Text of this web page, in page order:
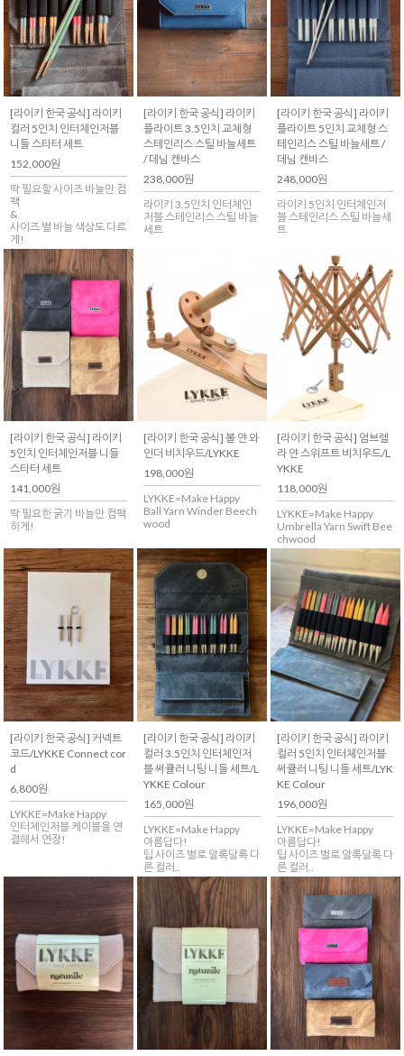
[라이키 한국 공식] 라이키
컬러 5인치 인터체인저블
니들 스타터 세트
152,000원
딱 필요할 사이즈 바늘만 컴
팩
&
사이즈 별 바늘 색상도 다르
게!
[라이키 한국 공식] 라이키
플라이트 3.5인치 교체형
스테인리스 스틸 바늘세트
/ 데님 캔바스
238,000원
라이키 3.5인치 인터체인
저블 스테인리스 스틸 바늘
세트
[라이키 한국 공식] 라이키
플라이트 5인치 교체형 스
테인리스 스틸 바늘세트 /
데님 캔바스
248,000원
라이키 5인치 인터체인저
블 스테인리스 스틸 바늘세
트
[라이키 한국 공식] 라이키
5인치 인터체인저블 니들
스타터 세트
141,000원
딱 필요한 굵기 바늘만 컴팩
하게!
[라이키 한국 공식] 볼 얀 와
인더 비치우드/LYKKE
198,000원
LYKKE=Make Happy
Ball Yarn Winder Beech
wood
[라이키 한국 공식] 엄브렐
라 얀 스위프트 비치우드/L
YKKE
118,000원
LYKKE=Make Happy
Umbrella Yarn Swift Bee
chwood
[라이키 한국 공식] 커넥트
코드/LYKKE Connect cor
d
6,800원
LYKKE=Make Happy
인터체인저블 케이블을 연
결해서 연장!
[라이키 한국 공식] 라이키
컬러 3.5인치 인터체인저
블 써큘러 니팅 니들 세트/L
YKKE Colour
165,000원
LYKKE=Make Happy
아름답다!
팁 사이즈 별로 알록달록 다
른 컬러..
[라이키 한국 공식] 라이키
컬러 5인치 인터체인저블
써큘러 니팅 니들 세트/LYK
KE Colour
196,000원
LYKKE=Make Happy
아름답다!
팁 사이즈 별로 알록달록 다
른 컬러..